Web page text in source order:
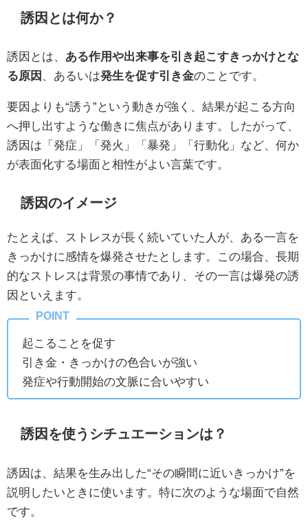
誘因とは何か？
誘因とは、 ある作用や出来事を引き起こすきっかけとな
る原因 、あるいは発生を促す引き金のことです。
要因よりも“誘う”という動きが強く、結果が起こる方向
へ押し出すような働きに焦点があります。したがって、
誘因は「発症」「発火」「暴発」「行動化」など、何か
が表面化する場面と相性がよい言葉です。
誘因のイメージ
たとえば、ストレスが長く続いていた人が、ある一言を
きっかけに感情を爆発させたとします。この場合、長期
的なストレスは背景の事情であり、その一言は爆発の誘
因といえます。
起こることを促す
引き金・きっかけの色合いが強い
発症や行動開始の文脈に合いやすい
誘因を使うシチュエーションは？
誘因は、結果を生み出した“その瞬間に近いきっかけ”を
説明したいときに使います。特に次のような場面で自然
です。